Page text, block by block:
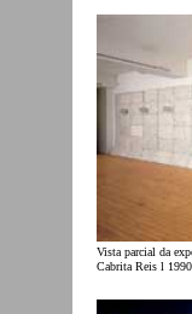
Vista parcial da
Cabrita Reis l 1990